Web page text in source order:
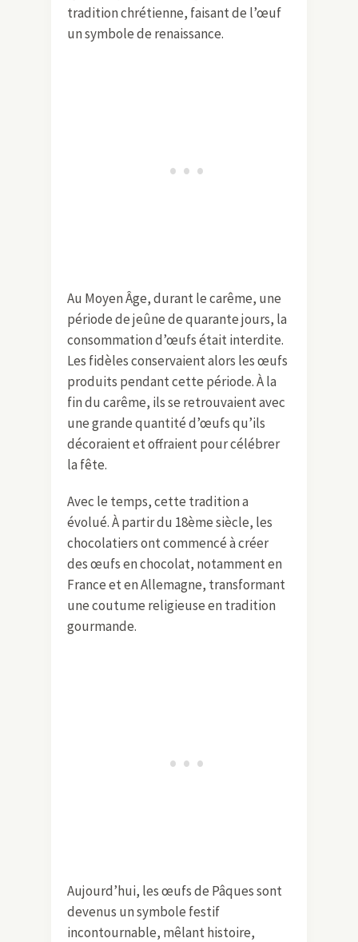
tradition chrétienne, faisant de l’œuf
un symbole de renaissance.
Au Moyen Âge, durant le carême, une
période de jeûne de quarante jours, la
consommation d’œufs était interdite.
Les fidèles conservaient alors les œufs
produits pendant cette période. À la
fin du carême, ils se retrouvaient avec
une grande quantité d’œufs qu’ils
décoraient et offraient pour célébrer
la fête.
Avec le temps, cette tradition a
évolué. À partir du 18ème siècle, les
chocolatiers ont commencé à créer
des œufs en chocolat, notamment en
France et en Allemagne, transformant
une coutume religieuse en tradition
gourmande.
Aujourd’hui, les œufs de Pâques sont
devenus un symbole festif
incontournable, mêlant histoire,